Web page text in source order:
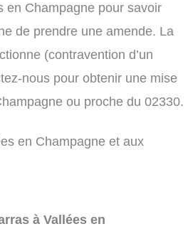
en Champagne pour savoir
de prendre une amende. La
(contravention d’un
nous pour obtenir une mise
ou proche du 02330.
en Champagne et aux
à Vallées en